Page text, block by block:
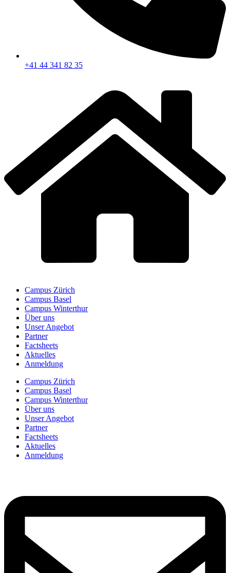
+41 44 341 82 35
Campus Zürich
Campus Basel
Campus Winterthur
Über uns
Unser Angebot
Partner
Factsheets
Aktuelles
Anmeldung
Campus Zürich
Campus Basel
Campus Winterthur
Über uns
Unser Angebot
Partner
Factsheets
Aktuelles
Anmeldung